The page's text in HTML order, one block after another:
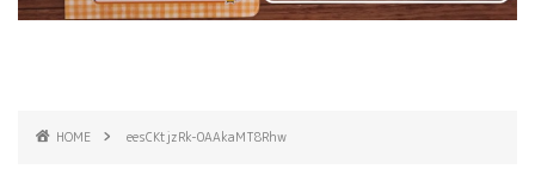
HOME eesCKtjzRk-0AAkaMT8Rhw